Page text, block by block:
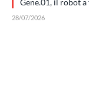
Gene.01, il robot
28/07/2026